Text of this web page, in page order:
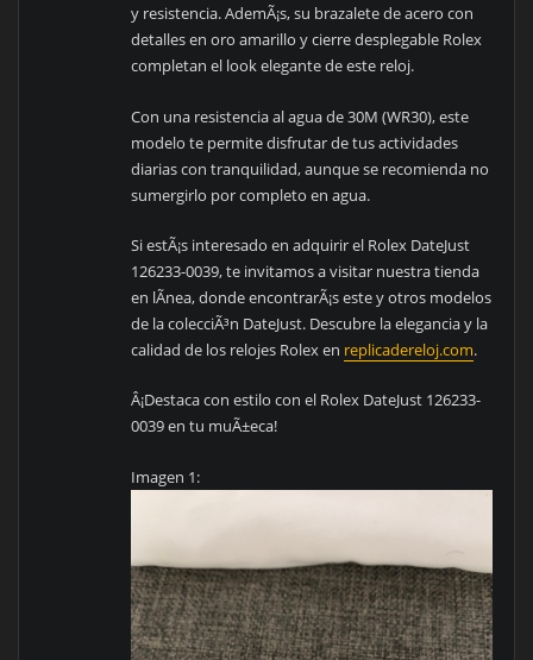
y resistencia. AdemÃ¡s, su brazalete de acero con
detalles en oro amarillo y cierre desplegable Rolex
completan el look elegante de este reloj.
Con una resistencia al agua de 30M (WR30), este
modelo te permite disfrutar de tus actividades
diarias con tranquilidad, aunque se recomienda no
sumergirlo por completo en agua.
Si estÃ¡s interesado en adquirir el Rolex DateJust
126233-0039, te invitamos a visitar nuestra tienda
en lÃ­nea, donde encontrarÃ¡s este y otros modelos
de la colecciÃ³n DateJust. Descubre la elegancia y la
calidad de los relojes Rolex en replicadereloj.com.
Â¡Destaca con estilo con el Rolex DateJust 126233-
0039 en tu muÃ±eca!
Imagen 1: